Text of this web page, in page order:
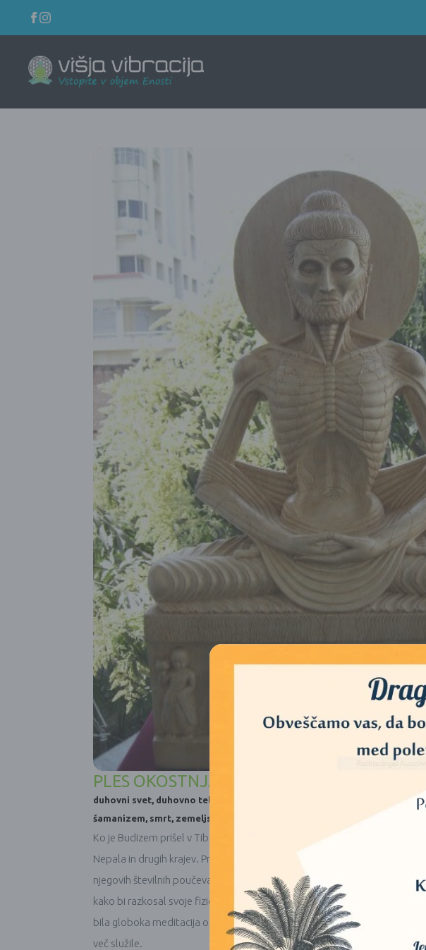
PLES OKOSTNJAKOV V ŠAMANIZMU IN
duhovni svet, duhovno telo ,
šamanizem, smrt, zemeljski svet
Ko je Budizem prišel v Tibet, se je združil z Bonom in prinesel sorodne
Nepala in drugih krajev. Pred nekaj leti sem študiral pri tibetanskem
njegovih številnih poučevanj smo se naučili “plesa okostnjakov”. Ko smo
kako bi razkosal svoje fizično telo, pustil vse – kožo, lase, mišice in
bila globoka meditacija o minljivosti življenja, ki me je nagovarjala, naj se
več služile.